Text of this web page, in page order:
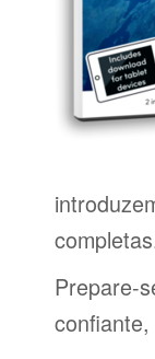
Prepare-